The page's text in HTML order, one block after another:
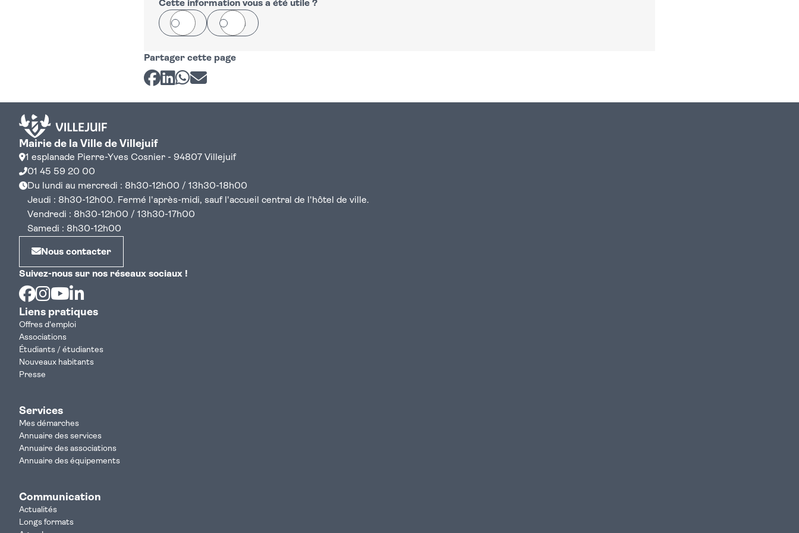
−
Cette information vous a été utile ?
Oui Non
Partager cette page
Partager sur Facebook
Partager sur LinkedIn
Partager sur Whatsapp
Partager par courriel
Mairie de la Ville de Villejuif
1 esplanade Pierre-Yves Cosnier - 94807 Villejuif
01 45 59 20 00
Du lundi au mercredi : 8h30-12h00 / 13h30-18h00
Jeudi : 8h30-12h00. Fermé l'après-midi, sauf l'accueil central de l'hôtel de ville.
Vendredi : 8h30-12h00 / 13h30-17h00
Samedi : 8h30-12h00
Nous contacter
Suivez-nous sur nos réseaux sociaux !
Facebook
Instagram
Youtube
Liens pratiques
Offres d'emploi
Associations
Étudiants / étudiantes
Nouveaux habitants
Presse
Services
Mes démarches
Annuaire des services
Annuaire des associations
Annuaire des équipements
Communication
Actualités
Longs formats